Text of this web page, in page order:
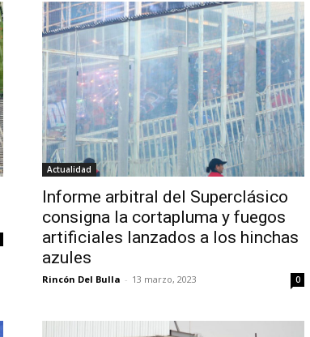
Actualidad
Informe arbitral del Superclásico
consigna la cortapluma y fuegos
artificiales lanzados a los hinchas
azules
Rincón Del Bulla - 13 marzo, 2023 0